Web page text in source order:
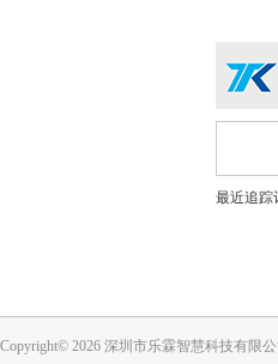
最近追踪
Copyright© 2026 深圳市乐霖智慧科技有限